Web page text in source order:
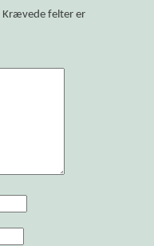
Krævede felter er